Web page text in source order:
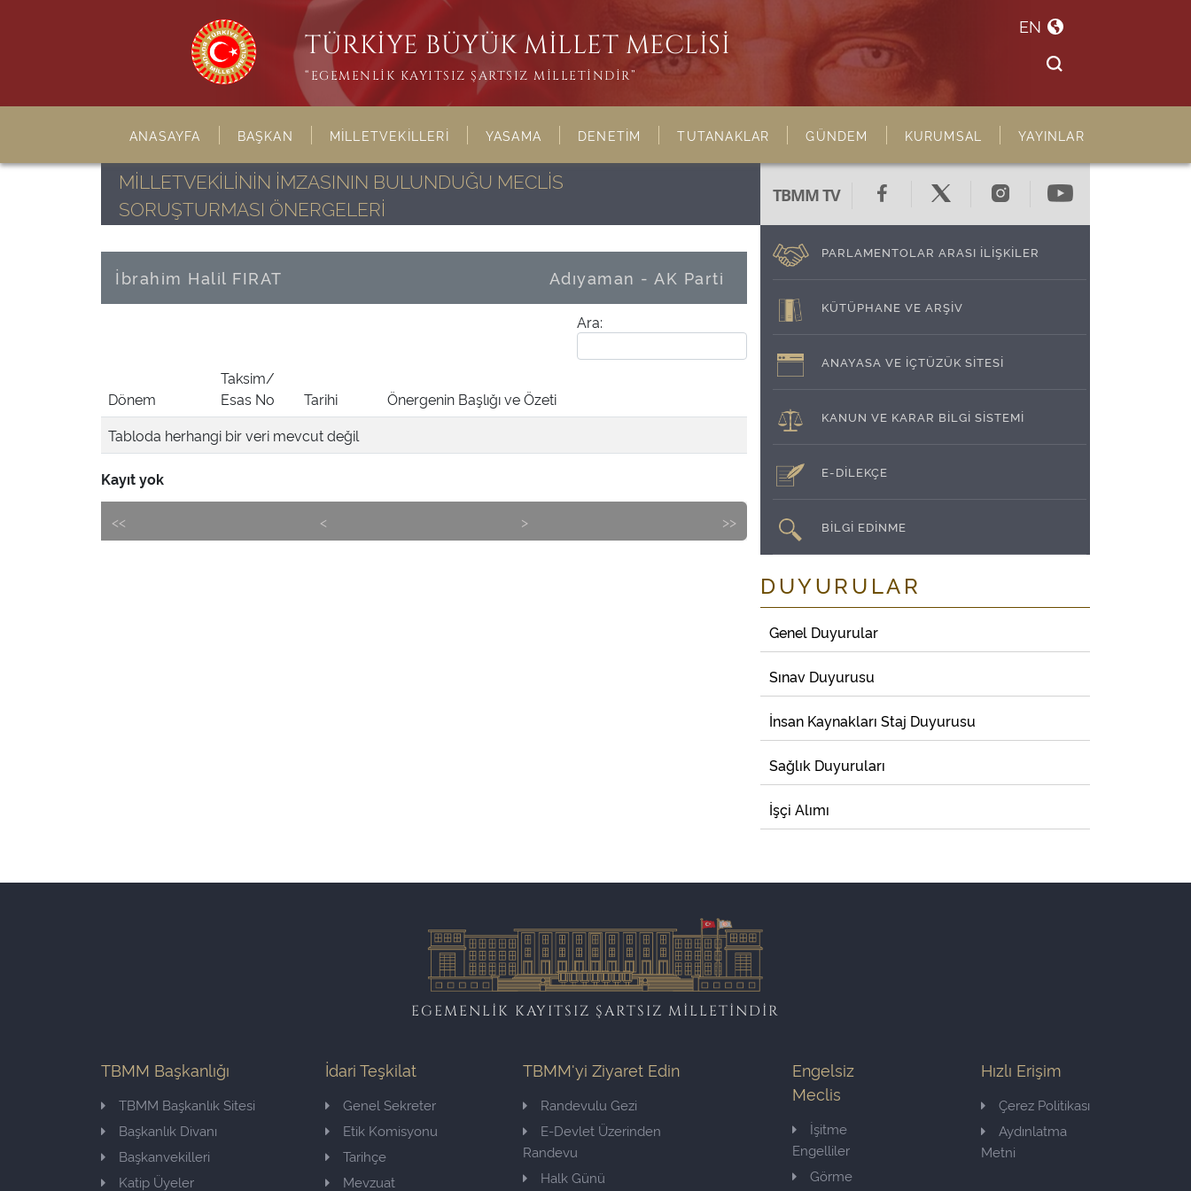
TÜRKİYE BÜYÜK MİLLET MECLİSİ
“EGEMENLİK KAYITSIZ ŞARTSIZ MİLLETİNDİR”
EN
ANASAYFA BAŞKAN MİLLETVEKİLLERİ YASAMA DENETİM TUTANAKLAR GÜNDEM KURUMSAL YAYINLAR
MİLLETVEKİLİNİN İMZASININ BULUNDUĞU MECLİS
SORUŞTURMASI ÖNERGELERİ
İbrahim Halil FIRAT Adıyaman - AK Parti
Ara:
Dönem
Taksim/
Esas No
Tarihi
Önergenin Başlığı ve Özeti
Tabloda herhangi bir veri mevcut değil
Kayıt yok
<< < > >>
TBMM TV
PARLAMENTOLAR ARASI İLİŞKİLER
KÜTÜPHANE VE ARŞİV
ANAYASA VE İÇTÜZÜK SİTESİ
KANUN VE KARAR BİLGİ SİSTEMİ
E-DİLEKÇE
BİLGİ EDİNME
DUYURULAR
Genel Duyurular
Sınav Duyurusu
İnsan Kaynakları Staj Duyurusu
Sağlık Duyuruları
İşçi Alımı
EGEMENLİK KAYITSIZ ŞARTSIZ MİLLETİNDİR
TBMM Başkanlığı
TBMM Başkanlık Sitesi
Başkanlık Divanı
Başkanvekilleri
Katip Üyeler
İdari Teşkilat
Genel Sekreter
Etik Komisyonu
Tarihçe
Mevzuat
TBMM'yi Ziyaret Edin
Randevulu Gezi
E-Devlet Üzerinden
Randevu
Halk Günü
Engelsiz
Meclis
İşitme
Engelliler
Görme
Hızlı Erişim
Çerez Politikası
Aydınlatma
Metni